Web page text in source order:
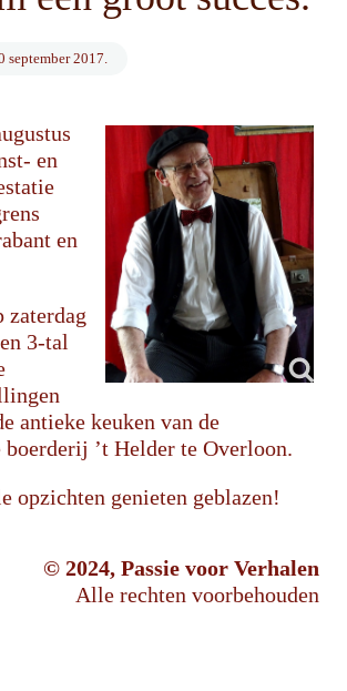
september 2017.
en
en
zaterdag
3-tal
antieke keuken van de
boerderij ’t Helder te Overloon.
opzichten genieten geblazen!
© 2024, Passie voor Verhalen
Alle rechten voorbehouden